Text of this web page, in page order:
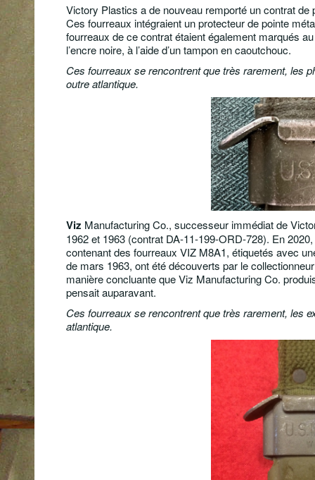
Victory Plastics a de nouveau remporté un contrat
Ces fourreaux intégraient un protecteur de pointe
fourreaux de ce contrat étaient également marqués
l’encre noire, à l’aide d’un tampon en caoutchouc.
Ces fourreaux se rencontrent que très rarement, les
outre atlantique.
Viz Manufacturing Co., successeur immédiat de
1962 et 1963 (contrat DA-11-199-ORD-728). En
contenant des fourreaux VIZ M8A1, étiquetés avec
de mars 1963, ont été découverts par le
manière concluante que Viz Manufacturing Co.
pensait auparavant.
Ces fourreaux se rencontrent que très rarement, les
atlantique.